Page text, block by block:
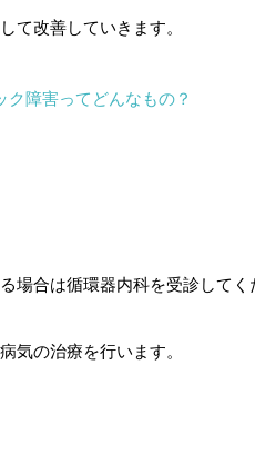
て改善していきます。
障害ってどんなもの？
場合は循環器内科を受診してく
気の治療を行います。